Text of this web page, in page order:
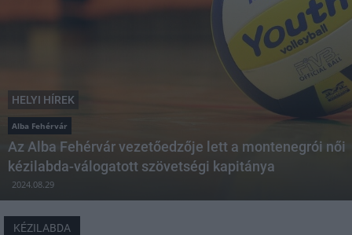
HELYI HÍREK
Alba Fehérvár
Az Alba Fehérvár vezetőedzője lett a montenegrói női
kézilabda-válogatott szövetségi kapitánya
2024.08.29
KÉZILABDA